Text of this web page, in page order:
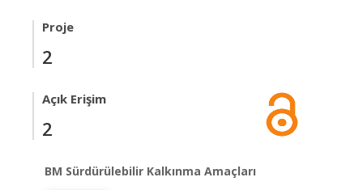
Proje
2
Açık Erişim
2
BM Sürdürülebilir Kalkınma Amaçları